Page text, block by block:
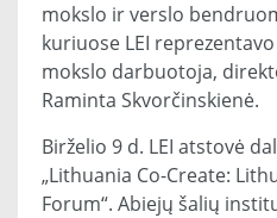
mokslo ir verslo
kuriuose LEI
mokslo darbuotoja,
Raminta Skvorčinskienė.
Birželio 9 d. LEI atstovė
„Lithuania Co-Create:
Forum“. Abiejų šalių